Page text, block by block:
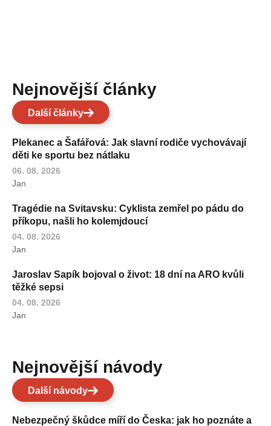
Nejnovější články
Další články
Plekanec a Šafářová: Jak slavní rodiče vychovávají
děti ke sportu bez nátlaku
06. 08. 2026
Jan
Tragédie na Svitavsku: Cyklista zemřel po pádu do
příkopu, našli ho kolemjdoucí
04. 08. 2026
Jan
Jaroslav Sapík bojoval o život: 18 dní na ARO kvůli
těžké sepsi
04. 08. 2026
Jan
Nejnovější návody
Další návody
Nebezpečný škůdce míří do Česka: jak ho poznáte a